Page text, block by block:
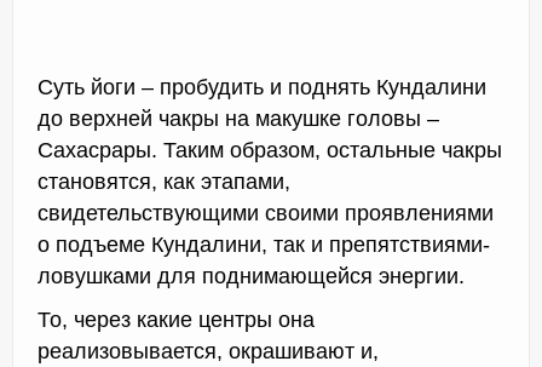
Суть йоги – пробудить и поднять Кундалини
до верхней чакры на макушке головы –
Сахасрары. Таким образом, остальные чакры
становятся, как этапами,
свидетельствующими своими проявлениями
о подъеме Кундалини, так и препятствиями-
ловушками для поднимающейся энергии.
То, через какие центры она
реализовывается, окрашивают и,